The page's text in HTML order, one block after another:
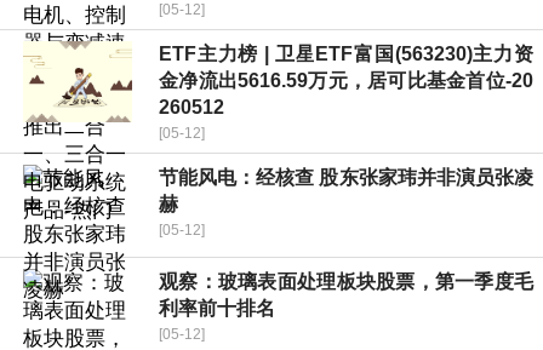
[05-12]
ETF主力榜 | 卫星ETF富国(563230)主力资
金净流出5616.59万元，居可比基金首位-20
260512
[05-12]
节能风电：经核查 股东张家玮并非演员张凌
赫
[05-12]
观察：玻璃表面处理板块股票，第一季度毛
利率前十排名
[05-12]